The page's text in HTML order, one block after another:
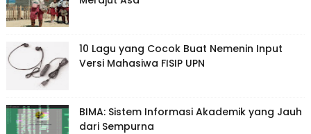
10 Lagu yang Cocok Buat Nemenin Input
Versi Mahasiwa FISIP UPN
BIMA: Sistem Informasi Akademik yang Jauh
dari Sempurna